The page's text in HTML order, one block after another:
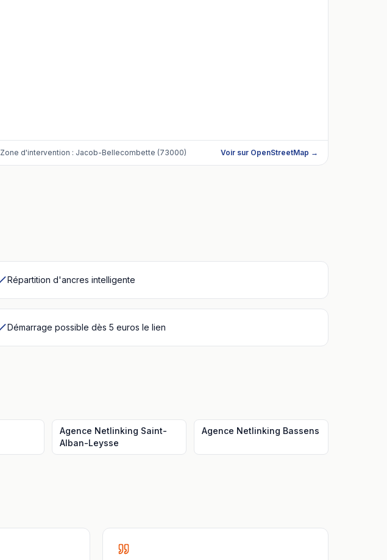
Zone d'intervention : Jacob-Bellecombette (73000) Voir sur OpenStreetMap →
Répartition d'ancres intelligente
Démarrage possible dès 5 euros le lien
Agence Netlinking Saint-
Alban-Leysse
Agence Netlinking Bassens